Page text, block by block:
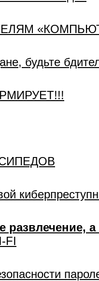
будьте
развлечение,
FI